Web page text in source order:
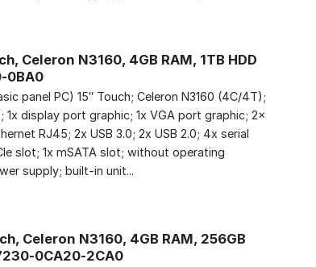
Celeron N3160, 4GB RAM, 1TB HDD
0BA0
panel PC) 15″ Touch; Celeron N3160 (4C/4T);
1x display port graphic; 1x VGA port graphic; 2x
RJ45; 2x USB 3.0; 2x USB 2.0; 4x serial
slot; 1x mSATA slot; without operating
supply; built-in unit...
Celeron N3160, 4GB RAM, 256GB
0CA20-2CA0